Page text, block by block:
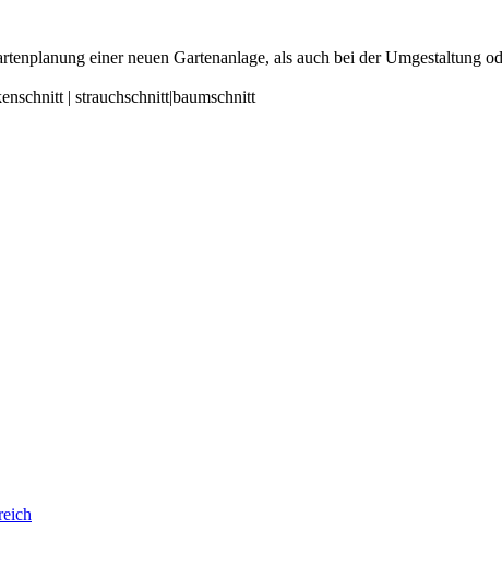
einer neuen Gartenanlage, als auch bei der Umgestaltung
| strauchschnitt|baumschnitt